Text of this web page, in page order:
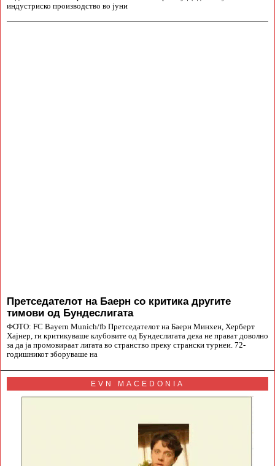
индустриско производство во јуни
Претседателот на Баерн со критика другите
тимови од Бундеслигата
ФОТО: FC Bayern Munich/fb Претседателот на Баерн Минхен, Херберт
Хајнер, ги критикуваше клубовите од Бундеслигата дека не прават доволно
за да ја промовираат лигата во странство преку странски турнеи. 72-
годишникот зборуваше на
EVN MACEDONIA